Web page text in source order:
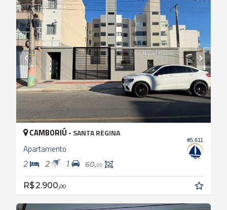
#5.611
CAMBORIÚ - SANTA REGINA
Apartamento
2 2 1 60,00
R$ 2.900,00